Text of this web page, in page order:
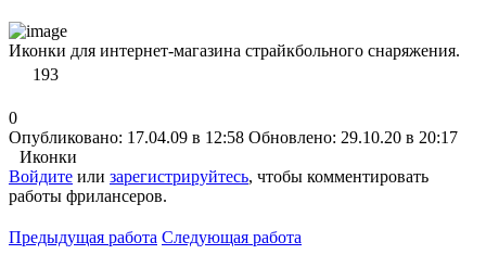
Иконки для интернет-магазина страйкбольного снаряжения.
193
0
Опубликовано: 17.04.09 в 12:58 Обновлено: 29.10.20 в 20:17
Иконки
Войдите или зарегистрируйтесь, чтобы комментировать
работы фрилансеров.
Предыдущая работа Следующая работа